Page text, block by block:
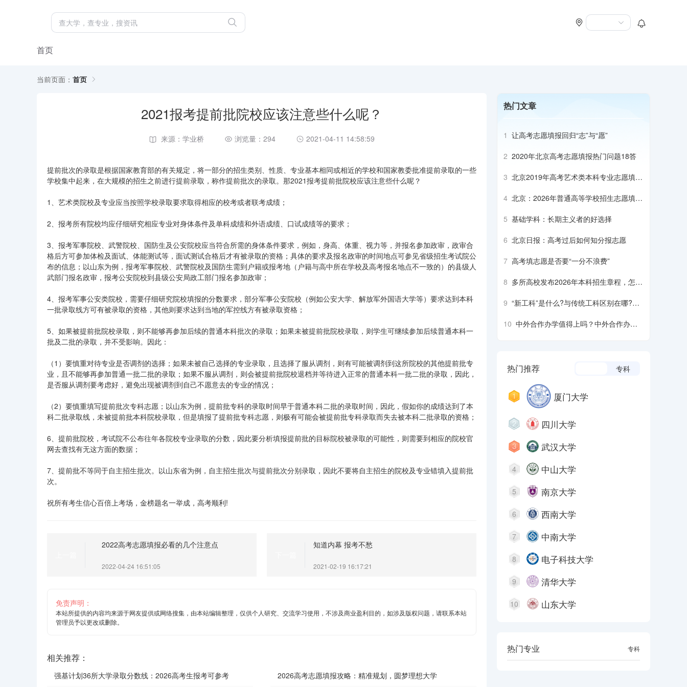
首页
当前页面： 首页
2021报考提前批院校应该注意些什么呢？
来源：学业桥 浏览量：294 2021-04-11 14:58:59
提前批次的录取是根据国家教育部的有关规定，将一部分的招生类别、性质、专业基本相同或相近的学校和国家教委批准提前录取的一些
学校集中起来，在大规模的招生之前进行提前录取，称作提前批次的录取。那2021报考提前批院校应该注意些什么呢？
1、艺术类院校及专业应当按照学校录取要求取得相应的校考或者联考成绩；
2、报考所有院校均应仔细研究相应专业对身体条件及单科成绩和外语成绩、口试成绩等的要求；
3、报考军事院校、武警院校、国防生及公安院校应当符合所需的身体条件要求，例如，身高、体重、视力等，并报名参加政审，政审合
格后方可参加体检及面试、体能测试等，面试测试合格后才有被录取的资格；具体的要求及报名政审的时间地点可参见省级招生考试院公
布的信息；以山东为例，报考军事院校、武警院校及国防生需到户籍或报考地（户籍与高中所在学校及高考报名地点不一致的）的县级人
武部门报名政审，报考公安院校到县级公安局政工部门报名参加政审；
4、报考军事公安类院校，需要仔细研究院校填报的分数要求，部分军事公安院校（例如公安大学、解放军外国语大学等）要求达到本科
一批录取线方可有被录取的资格，其他则要求达到当地的军控线方有被录取资格；
5、如果被提前批院校录取，则不能够再参加后续的普通本科批次的录取；如果未被提前批院校录取，则学生可继续参加后续普通本科一
批及二批的录取，并不受影响。因此：
（1）要慎重对待专业是否调剂的选择；如果未被自己选择的专业录取，且选择了服从调剂，则有可能被调剂到这所院校的其他提前批专
业，且不能够再参加普通一批二批的录取；如果不服从调剂，则会被提前批院校退档并等待进入正常的普通本科一批二批的录取，因此，
是否服从调剂要考虑好，避免出现被调剂到自己不愿意去的专业的情况；
（2）要慎重填写提前批次专科志愿；以山东为例，提前批专科的录取时间早于普通本科二批的录取时间，因此，假如你的成绩达到了本
科二批录取线，未被提前批本科院校录取，但是填报了提前批专科志愿，则极有可能会被提前批专科录取而失去被本科二批录取的资格；
6、提前批院校，考试院不公布往年各院校专业录取的分数，因此要分析填报提前批的目标院校被录取的可能性，则需要到相应的院校官
网去查找有无这方面的数据；
7、提前批不等同于自主招生批次。以山东省为例，自主招生批次与提前批次分别录取，因此不要将自主招生的院校及专业错填入提前批
次。
祝所有考生信心百倍上考场，金榜题名一举成，高考顺利!
2022高考志愿填报必看的几个注意点
2022-04-24 16:51:05
知道内幕 报考不愁
2021-02-19 16:17:21
免责声明：
本站所提供的内容均来源于网友提供或网络搜集，由本站编辑整理，仅供个人研究、交流学习使用，不涉及商业盈利目的，如涉及版权问题，请联系本站
管理员予以更改或删除。
相关推荐：
强基计划36所大学录取分数线：2026高考生报考可参考 2026高考志愿填报攻略：精准规划，圆梦理想大学
热门文章
1 让高考志愿填报回归“志”与“愿”
2 2020年北京高考志愿填报热门问题18答
3 北京2019年高考艺术类本科专业志愿填报
4 北京：2026年普通高等学校招生志愿填报
5 基础学科：长期主义者的好选择
6 北京日报：高考过后如何知分报志愿
7 高考填志愿是否要“一分不浪费”
8 多所高校发布2026年本科招生章程，怎么
9 “新工科”是什么?与传统工科区别在哪?四
10 中外合作办学值得上吗？中外合作办学
热门推荐 专科
厦门大学
四川大学
武汉大学
4 中山大学
5 南京大学
6 西南大学
7 中南大学
8 电子科技大学
9 清华大学
10 山东大学
热门专业 专科